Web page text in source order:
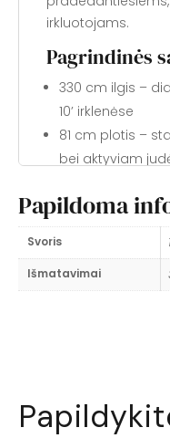
irkluotojams.
Pagrindinės
330 cm ilgis –
10’ irklenėse
81 cm plotis –
bei aktyviam
stambesniems
Neslidi EVA
Kompaktiška –
transportuoti
aktyviai
Papildoma
Svoris
Išmatavimai